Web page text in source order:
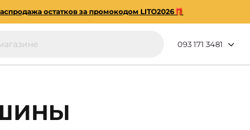
остатков за промокодом LITO2026🎁
093 171 3481